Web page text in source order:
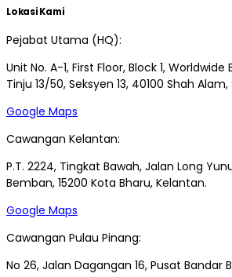
Lokasi Kami
Pejabat Utama (HQ):
Unit No. A-1, First Floor, Block 1, Worldwide
Tinju 13/50, Seksyen 13, 40100 Shah
Google Maps
Cawangan Kelantan:
P.T. 2224, Tingkat Bawah, Jalan Long
Bemban, 15200 Kota Bharu, Kelantan.
Google Maps
Cawangan Pulau Pinang:
No 26, Jalan Dagangan 16, Pusat Bandar